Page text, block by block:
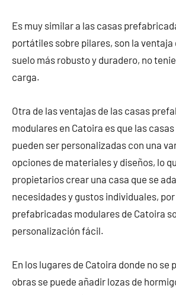
Es muy similar a las casas
portátiles sobre pilares, son la ventaja
suelo más robusto y duradero, no
carga.
Otra de las ventajas de las casas
modulares en Catoira es que las
pueden ser personalizadas con una
opciones de materiales y diseños, lo
propietarios crear una casa que se
necesidades y gustos individuales,
prefabricadas modulares de Catoira
personalización fácil.
En los lugares de Catoira donde no se
obras se puede añadir lozas de